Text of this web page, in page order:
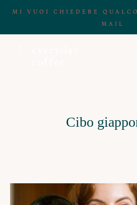
MI VUOI CHIEDERE
MAIL
Cibo